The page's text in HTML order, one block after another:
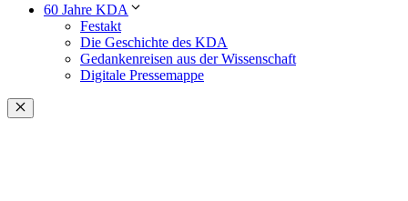
60 Jahre KDA
Festakt
Die Geschichte des KDA
Gedankenreisen aus der Wissenschaft
Digitale Pressemappe
Schließen